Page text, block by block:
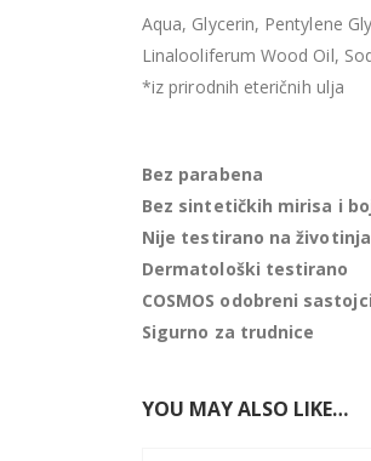
Aqua, Glycerin, Pentylene
Linalooliferum Wood Oil,
*iz prirodnih eteričnih ulja
Bez parabena
Bez sintetičkih mirisa i
Nije testirano na
Dermatološki testirano
COSMOS odobreni sastojci
Sigurno za trudnice
YOU MAY ALSO LIKE…